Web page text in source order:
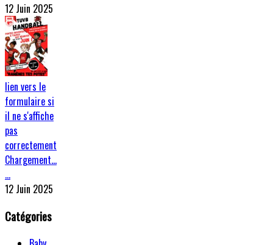
12 Juin 2025
lien vers le
formulaire si
il ne s'affiche
pas
correctement
Chargement…
…
12 Juin 2025
Catégories